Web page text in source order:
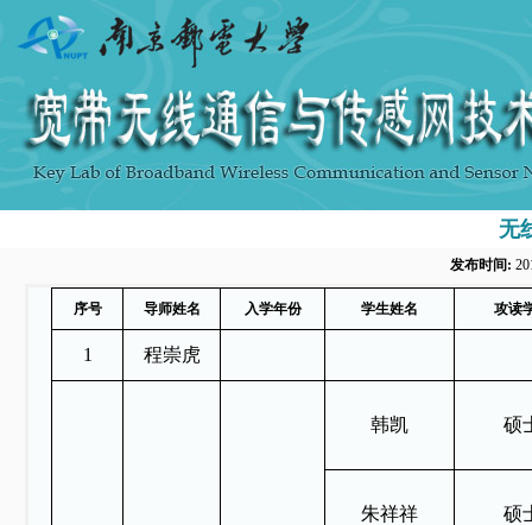
无
发布时间:
序号 导师姓名 入学年份 学生姓名 攻读
1 程崇虎
韩凯 硕
朱祥祥 硕